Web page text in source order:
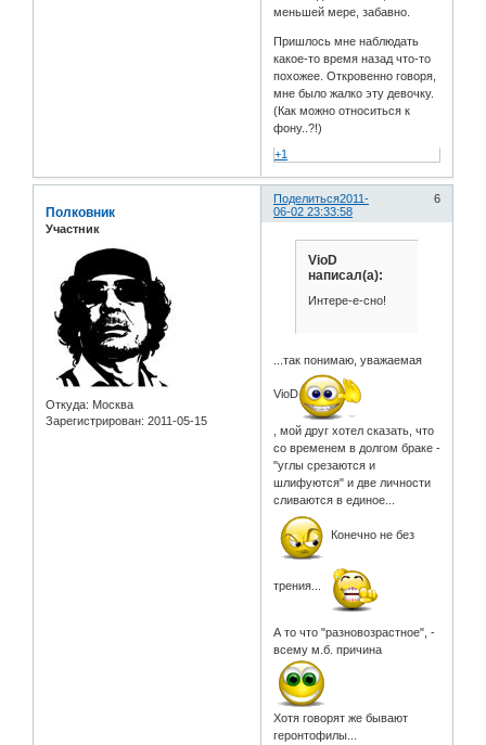
меньшей мере, забавно.
Пришлось мне наблюдать
какое-то время назад что-то
похожее. Откровенно говоря,
мне было жалко эту девочку.
(Как можно относиться к
фону..?!)
+1
Поделиться 6
2011-
06-02 23:33:58
Полковник
Участник
Откуда: Москва
Зарегистрирован: 2011-05-15
VioD
написал(а):
Интере-е-сно!
...так понимаю, уважаемая
VioD
, мой друг хотел сказать, что
со временем в долгом браке -
"углы срезаются и
шлифуются" и две личности
сливаются в единое...
Конечно не без
трения...
А то что "разновозрастное", -
всему м.б. причина
Хотя говорят же бывают
геронтофилы...